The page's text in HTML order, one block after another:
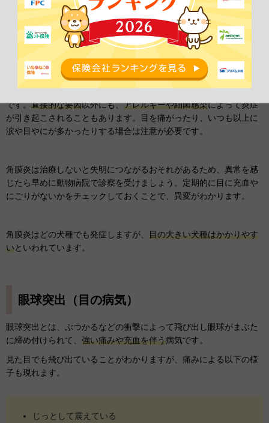
とは可能です。
角膜炎（目の病気）
角膜炎は、目に異物が入るなどして角膜が傷つくことで起こる病気
です。直接的な要因以外にも、アレルギーや細菌感染によって炎症
が引き起こされることもあります。目を痛がったり、いつも以上に
涙や目やにが多かったりする場合は注意が必要です。
角膜炎は治療しないと失明につながるおそれがあるため、異常を感
じたら早めに動物病院で診察を受けましょう。定期的に目に充血や
にごりがないかをチェックしておくことで、異変がわかります。
角膜炎はどの犬種でも発症しますが、 目の大きい犬種はかかりやす
いといわれています。
眼球突出（目の病気）
眼球突出とは、ぶつかるなどの衝撃によって飛び出し眼球がまぶた
に締め付けられて、 強い痛みや充血を伴う病気です。
見た目でも飛び出ていることがわかりますが、痛みによる以下の様
子も現れます。
じっとして震えている